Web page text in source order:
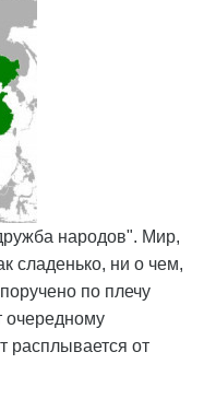
народов". Мир,
сладенько, ни о чем,
по плечу
очередному
расплывается от